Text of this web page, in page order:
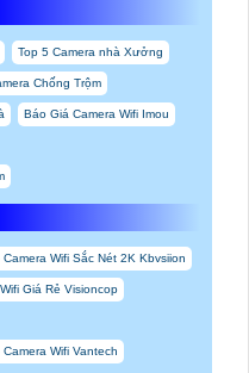
Top 5 Camera nhà Xưởng
Chống Trộm
Báo Giá Camera Wifi Imou
Camera Wifi Sắc Nét 2K Kbvsiion
Giá Rẻ Visioncop
Camera Wifi Vantech